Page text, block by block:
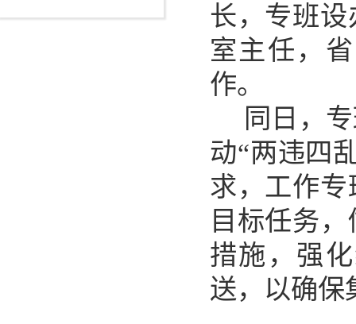
长，专班
室主任，
作。
同日，
动“两违四
求，工作
目标任务
措施，强
送，以确保